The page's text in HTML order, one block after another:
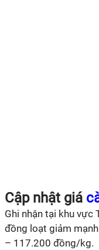
Cập nhật giá
Ghi nhận tại khu vực
đồng loạt giảm
– 117.200 đồng/kg.